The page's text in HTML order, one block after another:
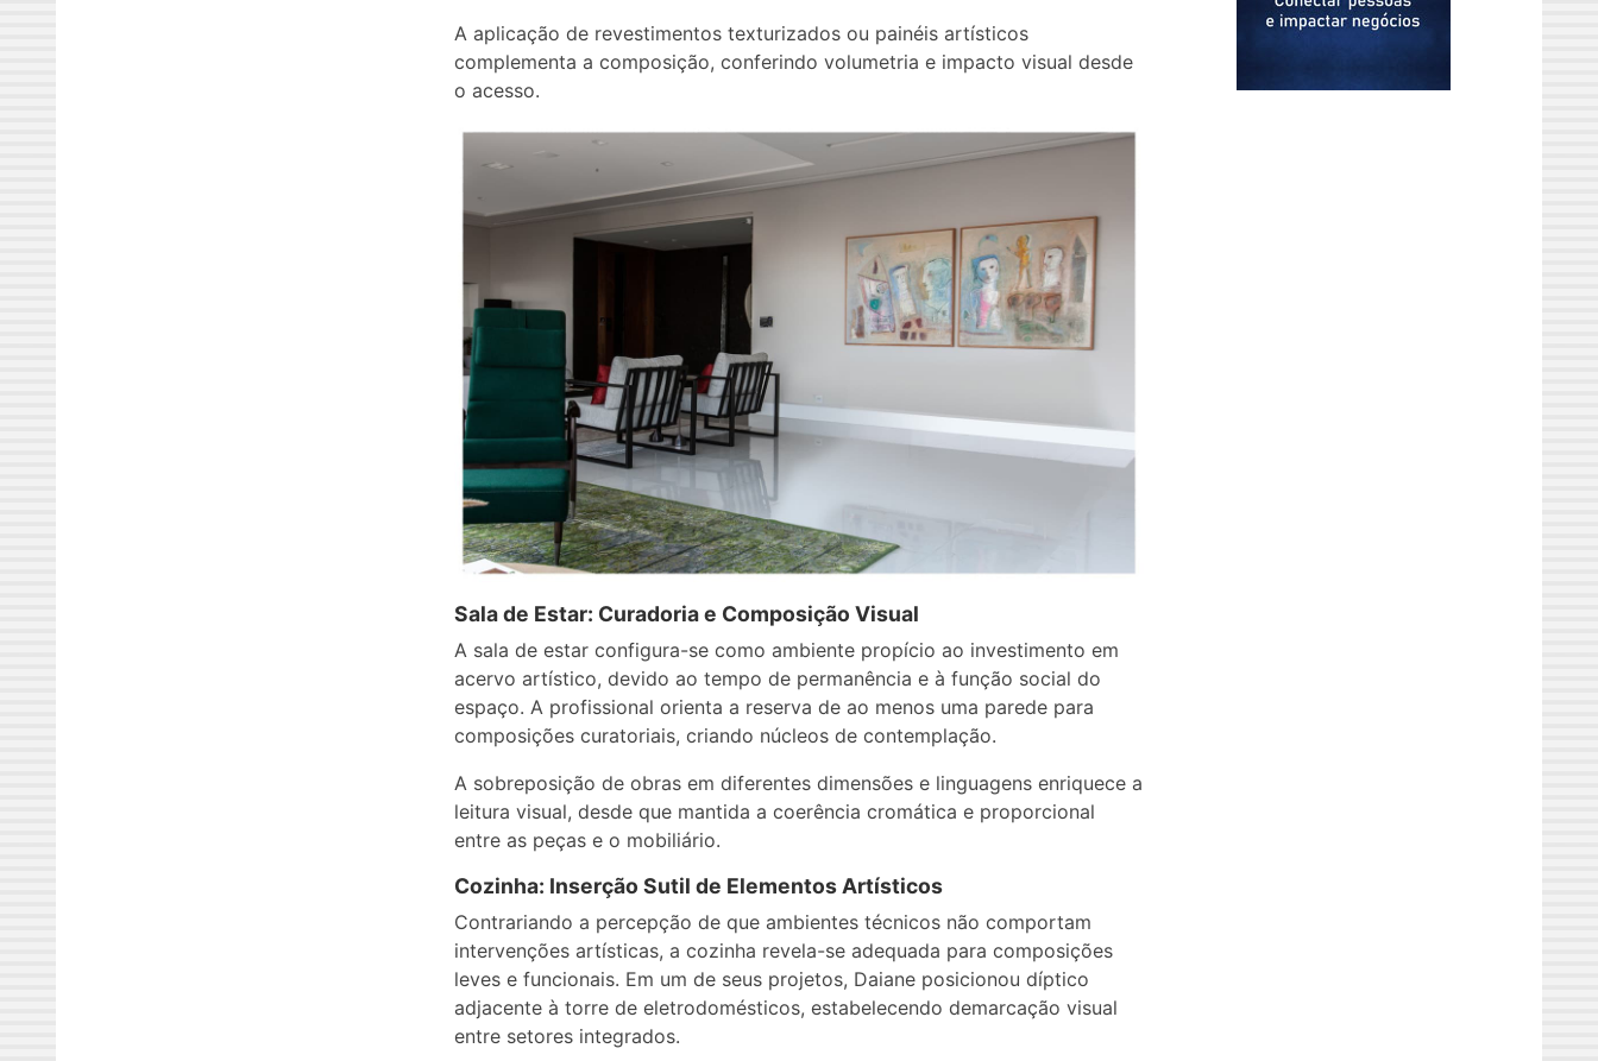
A aplicação de revestimentos texturizados ou painéis artísticos
complementa a composição, conferindo volumetria e impacto visual desde
o acesso.
Sala de Estar: Curadoria e Composição Visual
A sala de estar configura-se como ambiente propício ao investimento em
acervo artístico, devido ao tempo de permanência e à função social do
espaço. A profissional orienta a reserva de ao menos uma parede para
composições curatoriais, criando núcleos de contemplação.
A sobreposição de obras em diferentes dimensões e linguagens enriquece a
leitura visual, desde que mantida a coerência cromática e proporcional
entre as peças e o mobiliário.
Cozinha: Inserção Sutil de Elementos Artísticos
Contrariando a percepção de que ambientes técnicos não comportam
intervenções artísticas, a cozinha revela-se adequada para composições
leves e funcionais. Em um de seus projetos, Daiane posicionou díptico
adjacente à torre de eletrodomésticos, estabelecendo demarcação visual
entre setores integrados.